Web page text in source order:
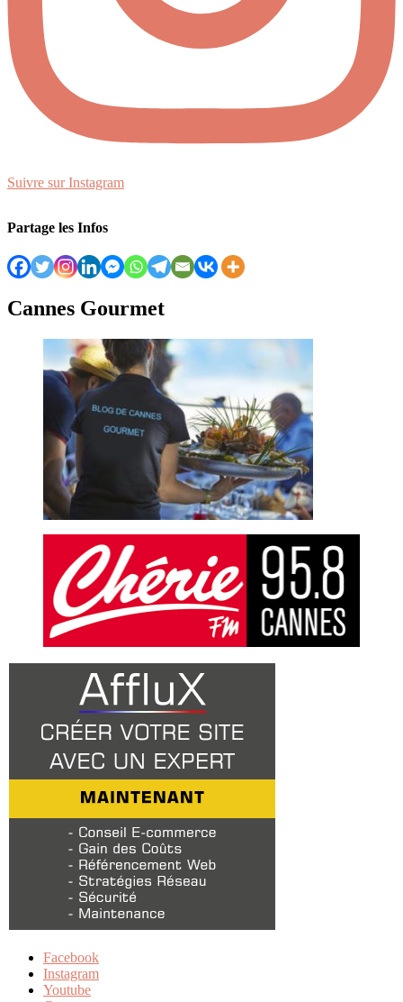
Suivre sur Instagram
Partage les Infos
Cannes Gourmet
Facebook
Instagram
Youtube